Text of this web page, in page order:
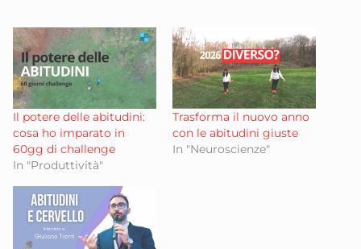
Il potere delle abitudini:
cosa ho imparato in
60gg di challenge
In "Produttività"
Trasforma il nuovo anno
con le abitudini giuste
In "Neuroscienze"